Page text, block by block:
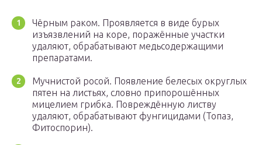
Чёрным раком. Проявляется в виде бурых
изъязвлений на коре, поражённые участки
удаляют, обрабатывают медьсодержащими
препаратами.
Мучнистой росой. Появление белесых округлых
пятен на листьях, словно припорошённых
мицелием грибка. Повреждённую листву
удаляют, обрабатывают фунгицидами (Топаз,
Фитоспорин).